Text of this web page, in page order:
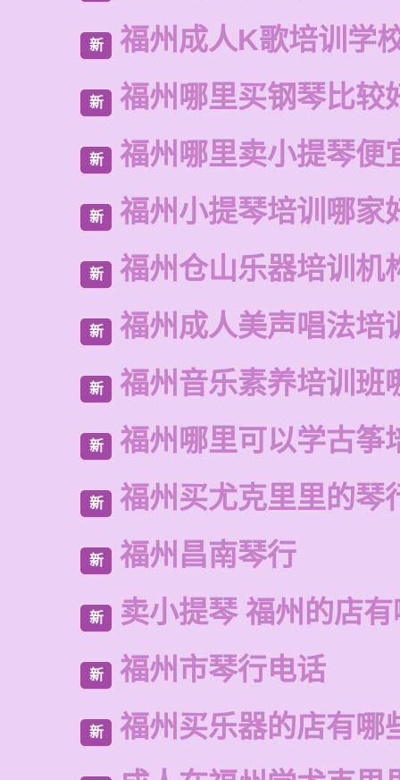
新 福州成人K歌培训学
新 福州哪里买钢琴比较
新 福州哪里卖小提琴便
新 福州小提琴培训哪家
新 福州仓山乐器培训机
新 福州成人美声唱法培
新 福州音乐素养培训班
新 福州哪里可以学古筝
新 福州买尤克里里的琴
新 福州昌南琴行
新 卖小提琴 福州的店
新 福州市琴行电话
新 福州买乐器的店有哪